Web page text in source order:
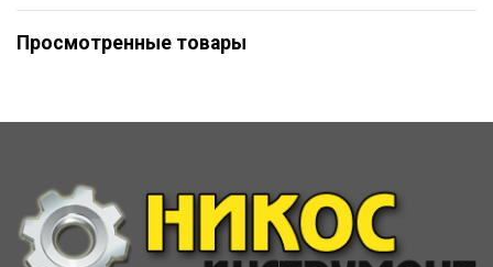
Просмотренные товары